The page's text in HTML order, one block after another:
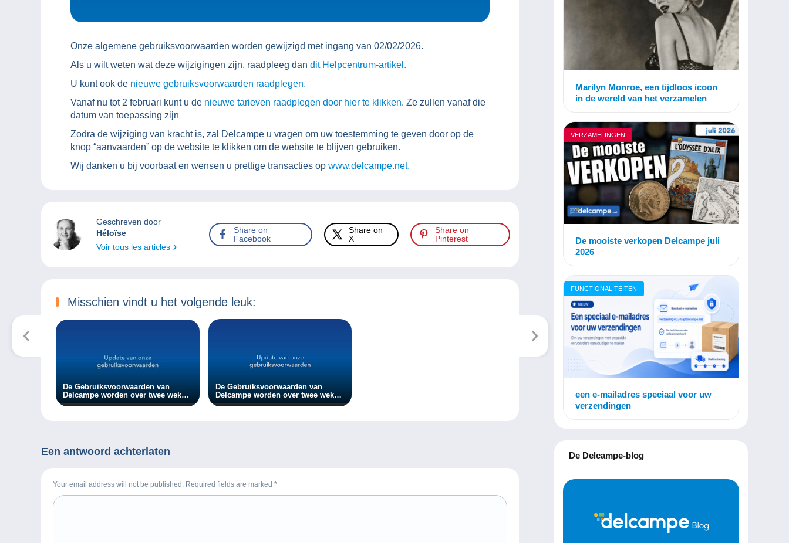
Onze algemene gebruiksvoorwaarden worden gewijzigd met ingang van 02/02/2026.
Als u wilt weten wat deze wijzigingen zijn, raadpleeg dan dit Helpcentrum-artikel.
U kunt ook de nieuwe gebruiksvoorwaarden raadplegen.
Vanaf nu tot 2 februari kunt u de nieuwe tarieven raadplegen door hier te klikken. Ze zullen vanaf die
datum van toepassing zijn
Zodra de wijziging van kracht is, zal Delcampe u vragen om uw toestemming te geven door op de
knop “aanvaarden” op de website te klikken om de website te blijven gebruiken.
Wij danken u bij voorbaat en wensen u prettige transacties op www.delcampe.net.
Geschreven door
Héloïse
Voir tous les articles
Share on
Facebook
Share on
X
Share on
Pinterest
Misschien vindt u het volgende leuk:
De Gebruiksvoorwaarden van
Delcampe worden over twee weken
bijgewerkt.
De Gebruiksvoorwaarden van
Delcampe worden over twee weken
bijgewerkt.
Een antwoord achterlaten
Your email address will not be published. Required fields are marked *
Marilyn Monroe, een tijdloos icoon
in de wereld van het verzamelen
VERZAMELINGEN
De mooiste verkopen Delcampe juli
2026
FUNCTIONALITEITEN
een e-mailadres speciaal voor uw
verzendingen
De Delcampe-blog